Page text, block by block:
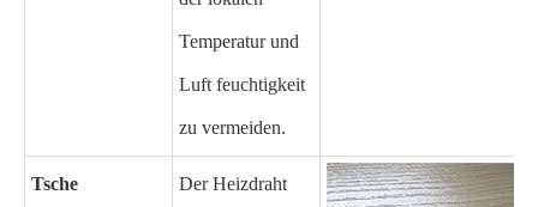
Temperatur und
Luft feuchtigkeit
zu vermeiden.
Tsche Der Heizdraht